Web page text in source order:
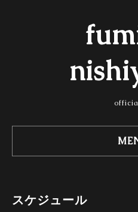
スケジュール